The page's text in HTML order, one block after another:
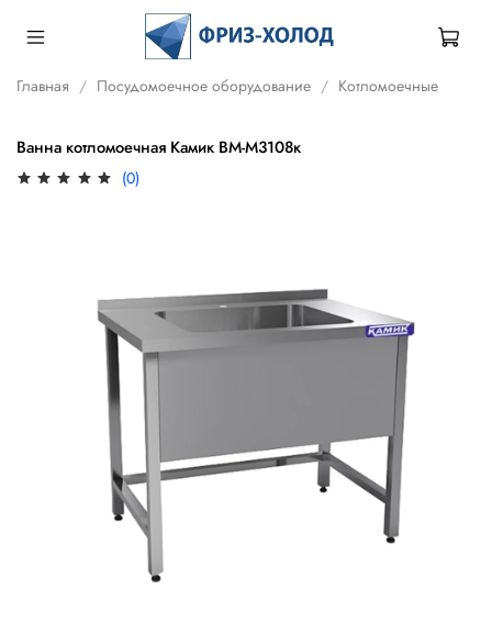
Главная Посудомоечное оборудование Котломоечные
Ванна котломоечная Камик ВМ-М3108к
(0)